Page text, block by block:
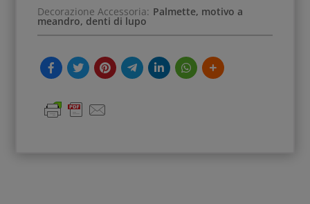
Decorazione Accessoria: Palmette, motivo a
meandro, denti di lupo